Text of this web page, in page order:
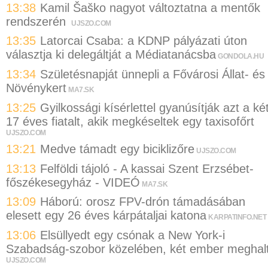
13:38 Kamil Šaško nagyot változtatna a mentők
rendszerén
UJSZO.COM
13:35 Latorcai Csaba: a KDNP pályázati úton
választja ki delegáltját a Médiatanácsba GONDOLA.HU
13:34 Születésnapját ünnepli a Fővárosi Állat- és
Növénykert MA7.SK
13:25 Gyilkossági kísérlettel gyanúsítják azt a
17 éves fiatalt, akik megkéseltek egy taxisofőrt
UJSZO.COM
13:21 Medve támadt egy biciklizőre UJSZO.COM
13:13 Felföldi tájoló - A kassai Szent Erzsébet-
főszékesegyház - VIDEÓ MA7.SK
13:09 Háború: orosz FPV-drón támadásában
elesett egy 26 éves kárpátaljai katona KARPATINFO.NET
13:06 Elsüllyedt egy csónak a New York-i
Szabadság-szobor közelében, két ember
UJSZO.COM